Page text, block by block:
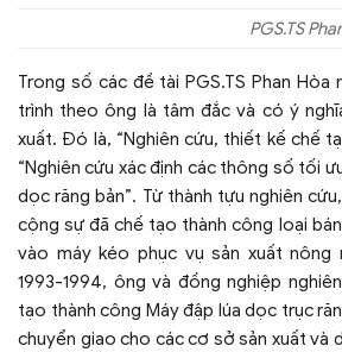
PGS.TS
Trong số các đề tài PGS.TS Phan Hòa
trình theo ông là tâm đắc và có ý
xuất. Đó là, “Nghiên cứu, thiết kế chế
“Nghiên cứu xác định các thông số tối
dọc răng bản”. Từ thành tựu nghiên
cộng sự đã chế tạo thành công loại
vào máy kéo phục vụ sản xuất nông
1993-1994, ông và đồng nghiệp
tạo thành công Máy đập lúa dọc trục
chuyển giao cho các cơ sở sản xuất và